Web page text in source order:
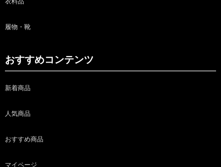
履物・靴
おすすめコンテンツ
新着商品
人気商品
おすすめ商品
マイページ